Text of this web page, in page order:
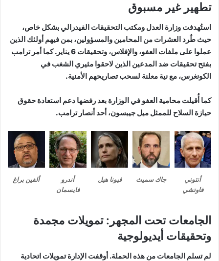
تطهير غير مسبوق
استُهدفت وزارة العدل ومكتب التحقيقات الفيدرالي بشكل خاص،
حيث طُرد العشرات من المحامين والمسؤولين، بمن فيهم أولئك الذين
عملوا على ملفات العفو، والإفلاس، وتحقيقات 6 يناير. كما أمر ترامب
بفتح تحقيقات ضد المدعين الذين لاحقوا مثيري الشغب في
الكونغرس، مع نية معلنة لسحب تصاريحهم الأمنية.
كما أُقيلت محامية العفو في الوزارة بعد رفضها دعم استعادة حقوق
حيازة السلاح للممثل ميل جيبسون، أحد أنصار ترامب.
أنتوني
فاوتشي
جاك سميث فيونا هيل
أندرو
فايسمان
ألفين براغ
الجامعات تحت المجهر: تمويلات مجمدة
وتحقيقات أيديولوجية
لم تسلم الجامعات من هذه الحملة. أوقفت الإدارة تمويلات اتحادية